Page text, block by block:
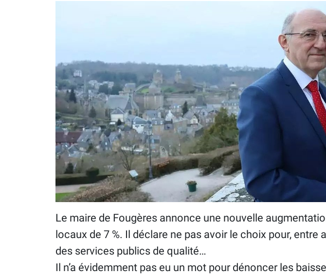
Le maire de Fougères annonce une nouvelle
locaux de 7 %. Il déclare ne pas avoir le choix pour, entre
des services publics de qualité…
Il n’a évidemment pas eu un mot pour dénoncer les